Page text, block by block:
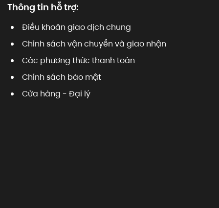
Thông tin hỗ trợ:
Điều khoản giao dịch chung
Chính sách vận chuyển và giao nhận
Các phương thức thanh toán
Chính sách bảo mật
Cửa hàng - Đại lý